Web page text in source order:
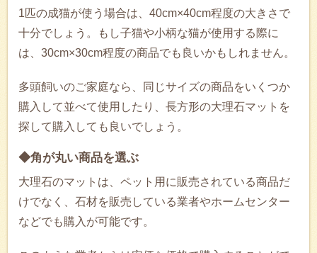
1匹の成猫が使う場合は、40cm×40cm程度の大きさで
十分でしょう。もし子猫や小柄な猫が使用する際に
は、30cm×30cm程度の商品でも良いかもしれません。
多頭飼いのご家庭なら、同じサイズの商品をいくつか
購入して並べて使用したり、長方形の大理石マットを
探して購入しても良いでしょう。
◆角が丸い商品を選ぶ
大理石のマットは、ペット用に販売されている商品だ
けでなく、石材を販売している業者やホームセンター
などでも購入が可能です。